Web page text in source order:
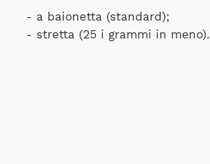
- a baionetta (standard);
- stretta (25 i grammi in meno).